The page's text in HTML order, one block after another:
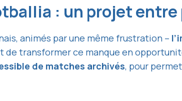
: un projet
animés par une même frustration –
de transformer ce manque en
de matches archivés, pour